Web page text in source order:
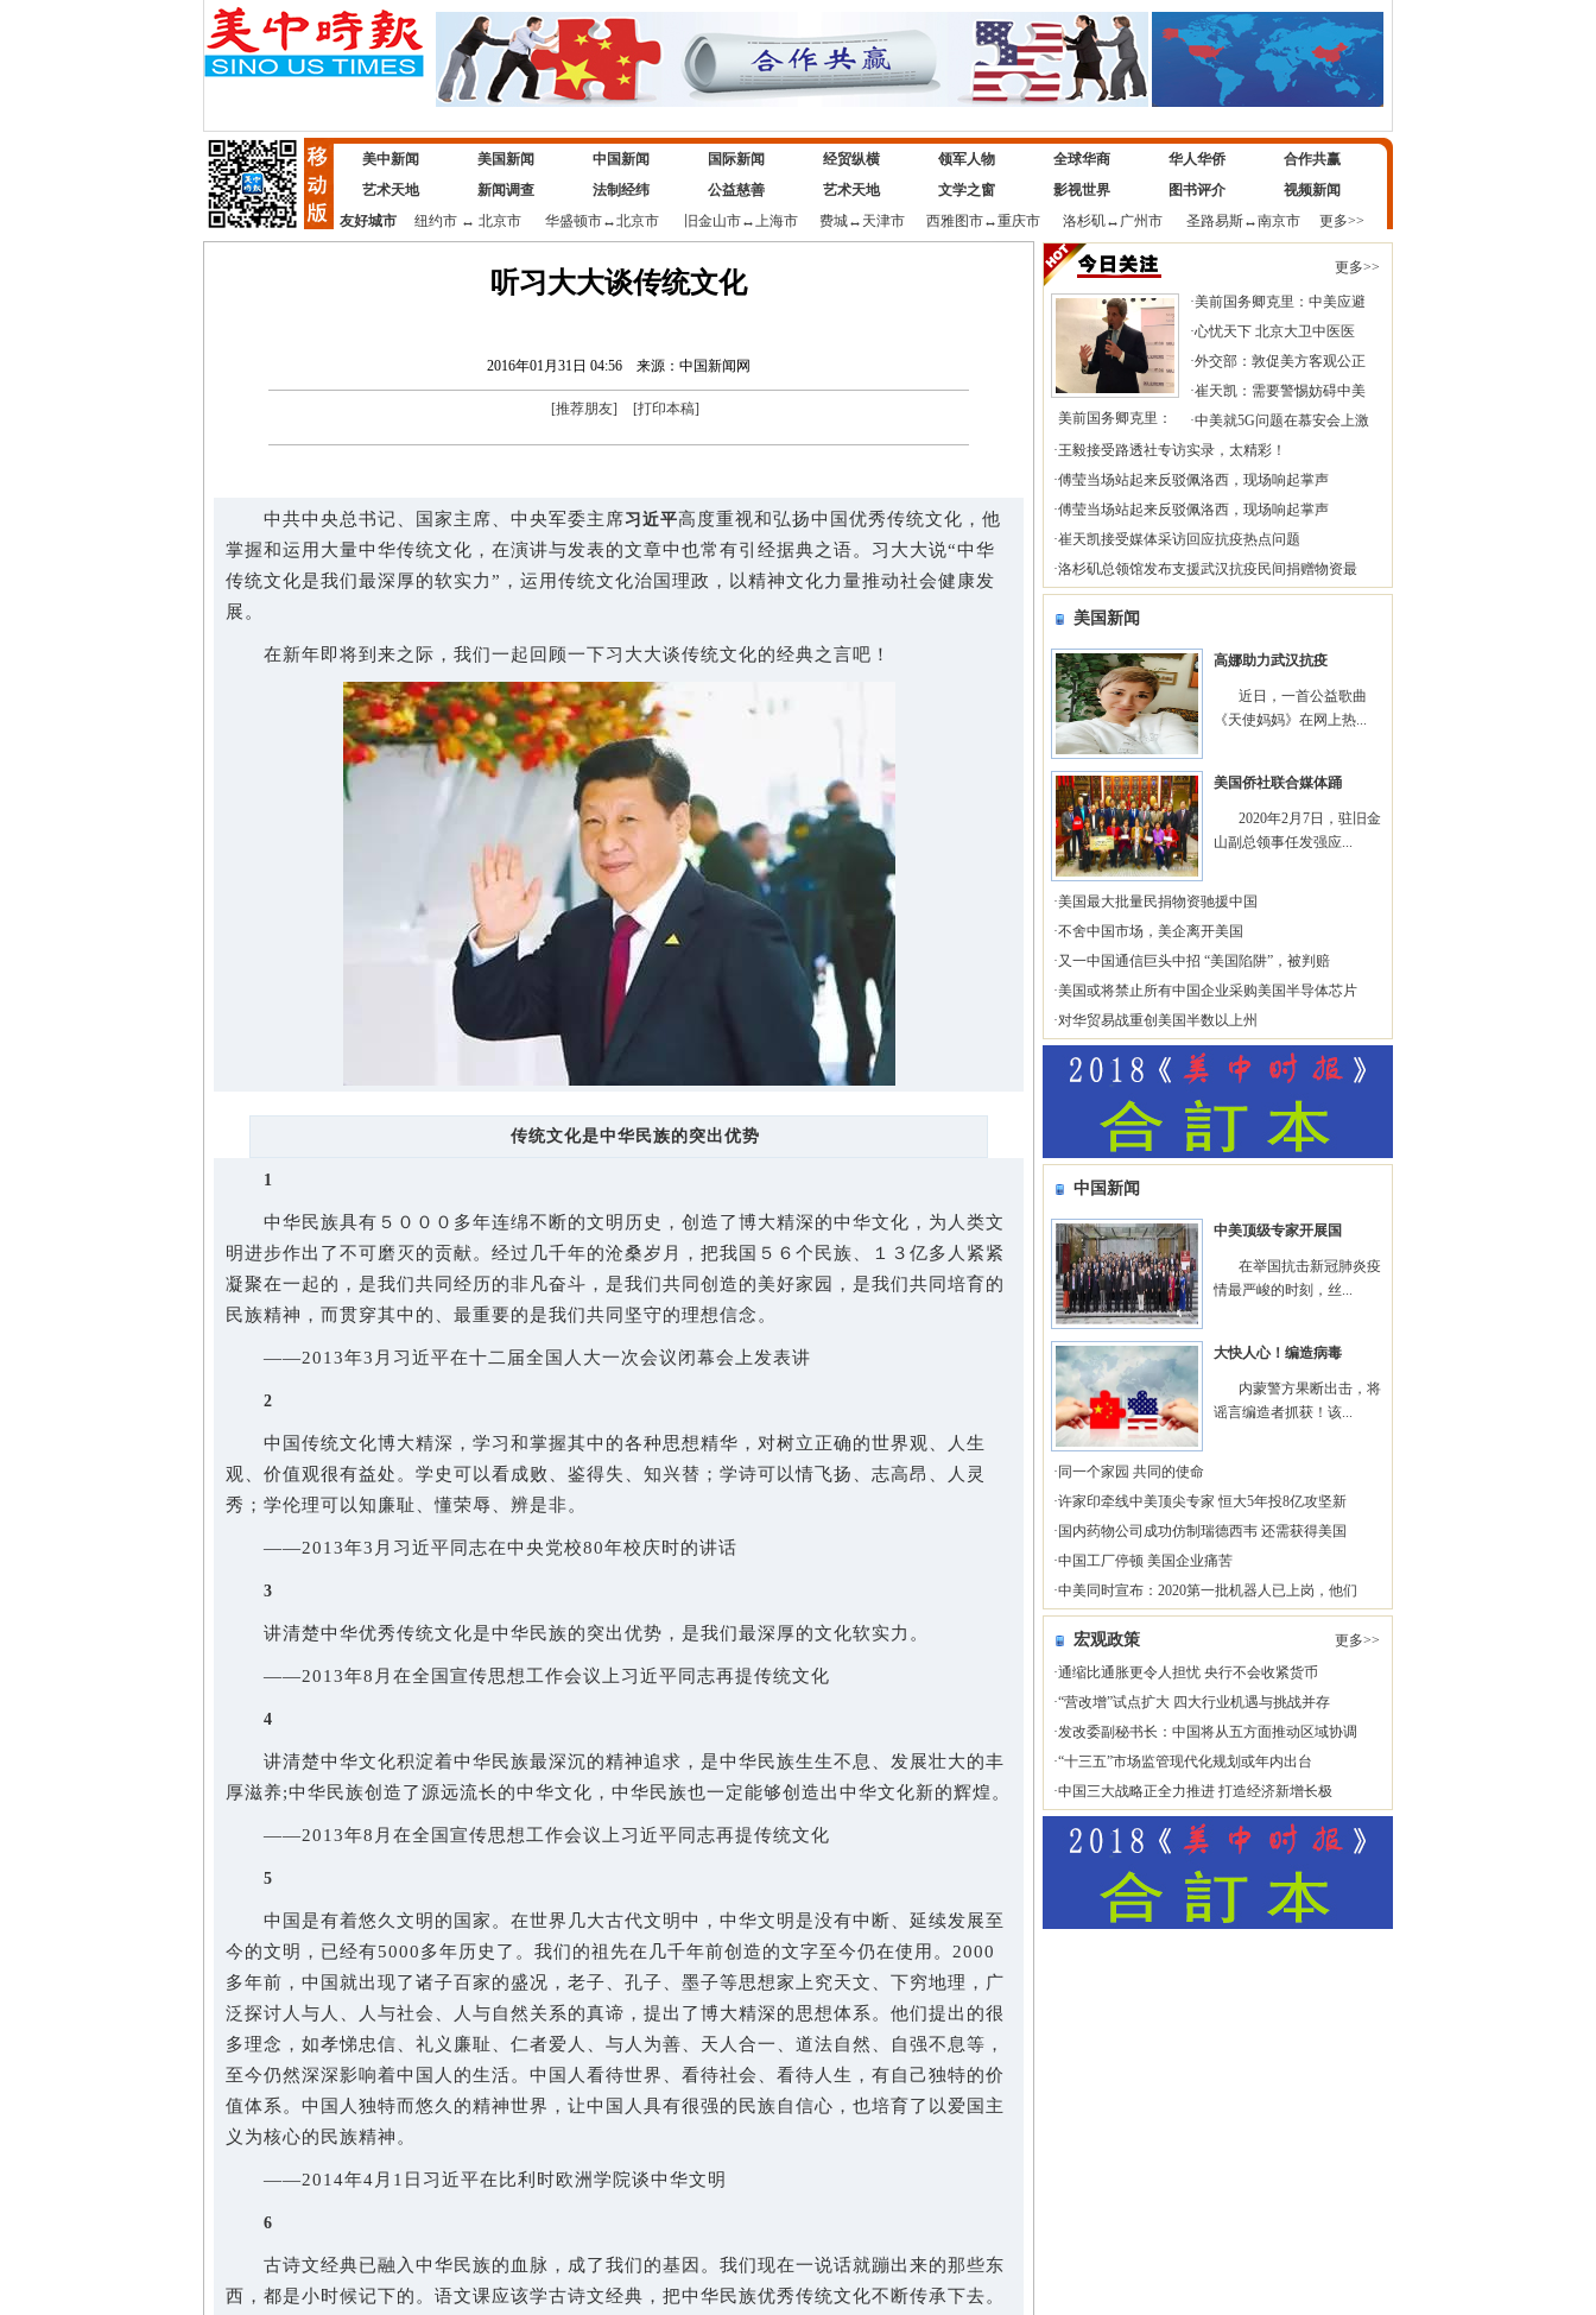
美中新闻 美国新闻 中国新闻 国际新闻 经贸纵横 领军人物 全球华商 华人华侨
合作共赢
艺术天地
新闻调查 法制经纬 公益慈善 艺术天地 文学之窗 影视世界 图书评介
视频新闻
友好城市
纽约市↔ 北京市 华盛顿市↔北京市 旧金山市↔上海市 费城↔ 天津市 西雅图市↔重庆市 洛杉矶↔ 广州市 圣路易斯↔南京市 更多>>
听习大大谈传统文化
2016年01月31日 04:56 来源：中国新闻网
[推荐朋友] [打印本稿]
中共中央总书记、国家主席、中央军委主席习近平高度重视和弘扬中国优秀传统文化，他
掌握和运用大量中华传统文化，在演讲与发表的文章中也常有引经据典之语。习大大说“中华
传统文化是我们最深厚的软实力”，运用传统文化治国理政，以精神文化力量推动社会健康发
展。
在新年即将到来之际，我们一起回顾一下习大大谈传统文化的经典之言吧！
传统文化是中华民族的突出优势
1
中华民族具有５０００多年连绵不断的文明历史，创造了博大精深的中华文化，为人类文
明进步作出了不可磨灭的贡献。经过几千年的沧桑岁月，把我国５６个民族、１３亿多人紧紧
凝聚在一起的，是我们共同经历的非凡奋斗，是我们共同创造的美好家园，是我们共同培育的
民族精神，而贯穿其中的、最重要的是我们共同坚守的理想信念。
——2013年3月习近平在十二届全国人大一次会议闭幕会上发表讲
2
中国传统文化博大精深，学习和掌握其中的各种思想精华，对树立正确的世界观、人生
观、价值观很有益处。学史可以看成败、鉴得失、知兴替；学诗可以情飞扬、志高昂、人灵
秀；学伦理可以知廉耻、懂荣辱、辨是非。
——2013年3月习近平同志在中央党校80年校庆时的讲话
3
讲清楚中华优秀传统文化是中华民族的突出优势，是我们最深厚的文化软实力。
——2013年8月在全国宣传思想工作会议上习近平同志再提传统文化
4
讲清楚中华文化积淀着中华民族最深沉的精神追求，是中华民族生生不息、发展壮大的丰
厚滋养;中华民族创造了源远流长的中华文化，中华民族也一定能够创造出中华文化新的辉煌。
——2013年8月在全国宣传思想工作会议上习近平同志再提传统文化
5
中国是有着悠久文明的国家。在世界几大古代文明中，中华文明是没有中断、延续发展至
今的文明，已经有5000多年历史了。我们的祖先在几千年前创造的文字至今仍在使用。2000
多年前，中国就出现了诸子百家的盛况，老子、孔子、墨子等思想家上究天文、下穷地理，广
泛探讨人与人、人与社会、人与自然关系的真谛，提出了博大精深的思想体系。他们提出的很
多理念，如孝悌忠信、礼义廉耻、仁者爱人、与人为善、天人合一、道法自然、自强不息等，
至今仍然深深影响着中国人的生活。中国人看待世界、看待社会、看待人生，有自己独特的价
值体系。中国人独特而悠久的精神世界，让中国人具有很强的民族自信心，也培育了以爱国主
义为核心的民族精神。
——2014年4月1日习近平在比利时欧洲学院谈中华文明
6
古诗文经典已融入中华民族的血脉，成了我们的基因。我们现在一说话就蹦出来的那些东
西，都是小时候记下的。语文课应该学古诗文经典，把中华民族优秀传统文化不断传承下去。
更多>>
美前国务卿克里：
·美前国务卿克里：中美应避
·心忧天下 北京大卫中医医
·外交部：敦促美方客观公正
·崔天凯：需要警惕妨碍中美
·中美就5G问题在慕安会上激
·王毅接受路透社专访实录，太精彩！
·傅莹当场站起来反驳佩洛西，现场响起掌声
·傅莹当场站起来反驳佩洛西，现场响起掌声
·崔天凯接受媒体采访回应抗疫热点问题
·洛杉矶总领馆发布支援武汉抗疫民间捐赠物资最
美国新闻
高娜助力武汉抗疫
近日，一首公益歌曲
《天使妈妈》在网上热...
美国侨社联合媒体踊
2020年2月7日，驻旧金
山副总领事任发强应...
·美国最大批量民捐物资驰援中国
·不舍中国市场，美企离开美国
·又一中国通信巨头中招 “美国陷阱”，被判赔
·美国或将禁止所有中国企业采购美国半导体芯片
·对华贸易战重创美国半数以上州
中国新闻
中美顶级专家开展国
在举国抗击新冠肺炎疫
情最严峻的时刻，丝...
大快人心！编造病毒
内蒙警方果断出击，将
谣言编造者抓获！该...
· 同一个家园 共同的使命
·许家印牵线中美顶尖专家 恒大5年投8亿攻坚新
· 国内药物公司成功仿制瑞德西韦 还需获得美国
·中国工厂停顿 美国企业痛苦
·中美同时宣布：2020第一批机器人已上岗，他们
宏观政策
更多>>
·通缩比通胀更令人担忧 央行不会收紧货币
·“营改增”试点扩大 四大行业机遇与挑战并存
·发改委副秘书长：中国将从五方面推动区域协调
·“十三五”市场监管现代化规划或年内出台
·中国三大战略正全力推进 打造经济新增长极